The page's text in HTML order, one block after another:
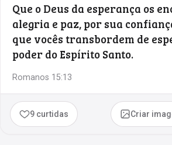
Que o Deus da esperança os
alegria e paz, por sua
que vocês transbordem de
poder do Espírito Santo.
Romanos 15:13
9 curtidas Criar